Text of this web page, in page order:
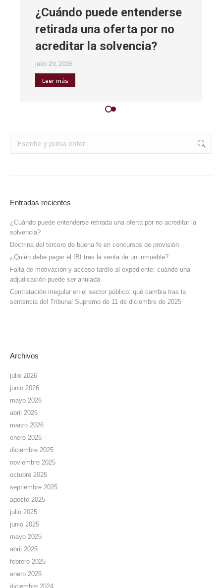
¿Cuándo puede entenderse
retirada una oferta por no
acreditar la solvencia?
julio 29, 2026
Leer más
Entradas recientes
¿Cuándo puede entenderse retirada una oferta por no acreditar la
solvencia?
Doctrina del tercero de buena fe en concursos de provisión
¿Quién debe pagar el IBI tras la venta de un inmueble?
Falta de motivación y acceso tardío al expediente: cuándo una
adjudicación puede ser anulada
Contratación irregular en el sector público: qué cambia tras la
sentencia del Tribunal Supremo de 11 de diciembre de 2025
Archivos
julio 2026
junio 2026
mayo 2026
abril 2026
marzo 2026
enero 2026
diciembre 2025
noviembre 2025
octubre 2025
septiembre 2025
agosto 2025
julio 2025
junio 2025
mayo 2025
abril 2025
febrero 2025
enero 2025
diciembre 2024